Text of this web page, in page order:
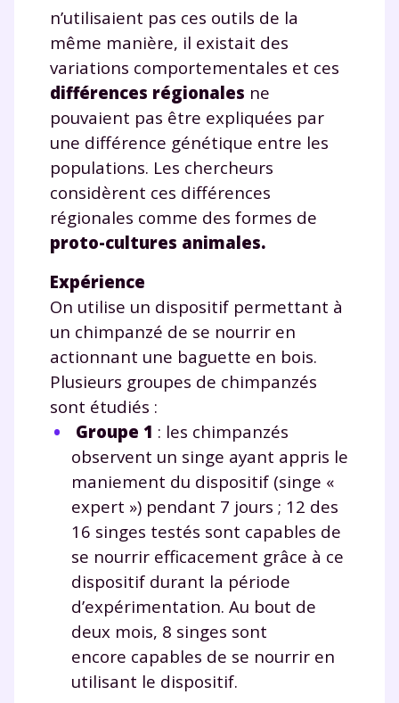
n’utilisaient pas ces outils de la
même manière, il existait des
variations comportementales et ces
différences régionales ne
pouvaient pas être expliquées par
une différence génétique entre les
populations. Les chercheurs
considèrent ces différences
régionales comme des formes de
proto-cultures animales.
Expérience
On utilise un dispositif permettant à
un chimpanzé de se nourrir en
actionnant une baguette en bois.
Plusieurs groupes de chimpanzés
sont étudiés :
Groupe 1 : les chimpanzés
observent un singe ayant appris le
maniement du dispositif (singe «
expert ») pendant 7 jours ; 12 des
16 singes testés sont capables de
se nourrir efficacement grâce à ce
dispositif durant la période
d’expérimentation. Au bout de
deux mois, 8 singes sont
encore capables de se nourrir en
utilisant le dispositif.